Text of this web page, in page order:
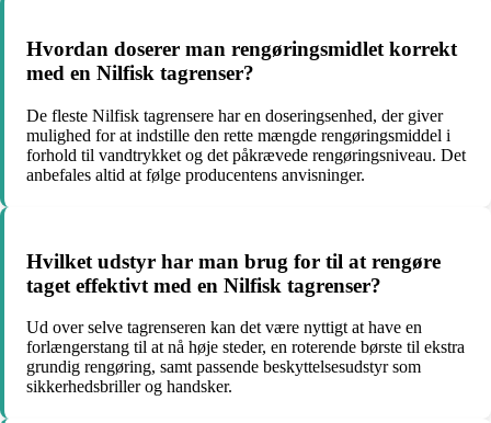
Hvordan doserer man rengøringsmidlet korrekt
med en Nilfisk tagrenser?
De fleste Nilfisk tagrensere har en doseringsenhed, der giver
mulighed for at indstille den rette mængde rengøringsmiddel i
forhold til vandtrykket og det påkrævede rengøringsniveau. Det
anbefales altid at følge producentens anvisninger.
Hvilket udstyr har man brug for til at rengøre
taget effektivt med en Nilfisk tagrenser?
Ud over selve tagrenseren kan det være nyttigt at have en
forlængerstang til at nå høje steder, en roterende børste til ekstra
grundig rengøring, samt passende beskyttelsesudstyr som
sikkerhedsbriller og handsker.